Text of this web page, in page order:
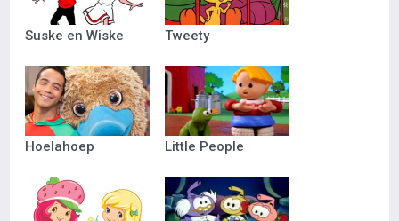
Suske en Wiske Tweety
Hoelahoep Little People